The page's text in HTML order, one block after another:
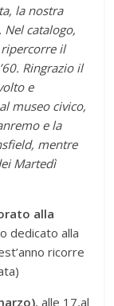
la nostra
catalogo,
ripercorre il
Ringrazio il
e
museo civico,
e la
mentre
Martedì
alla
dedicato alla
ricorre
, alle 17,al